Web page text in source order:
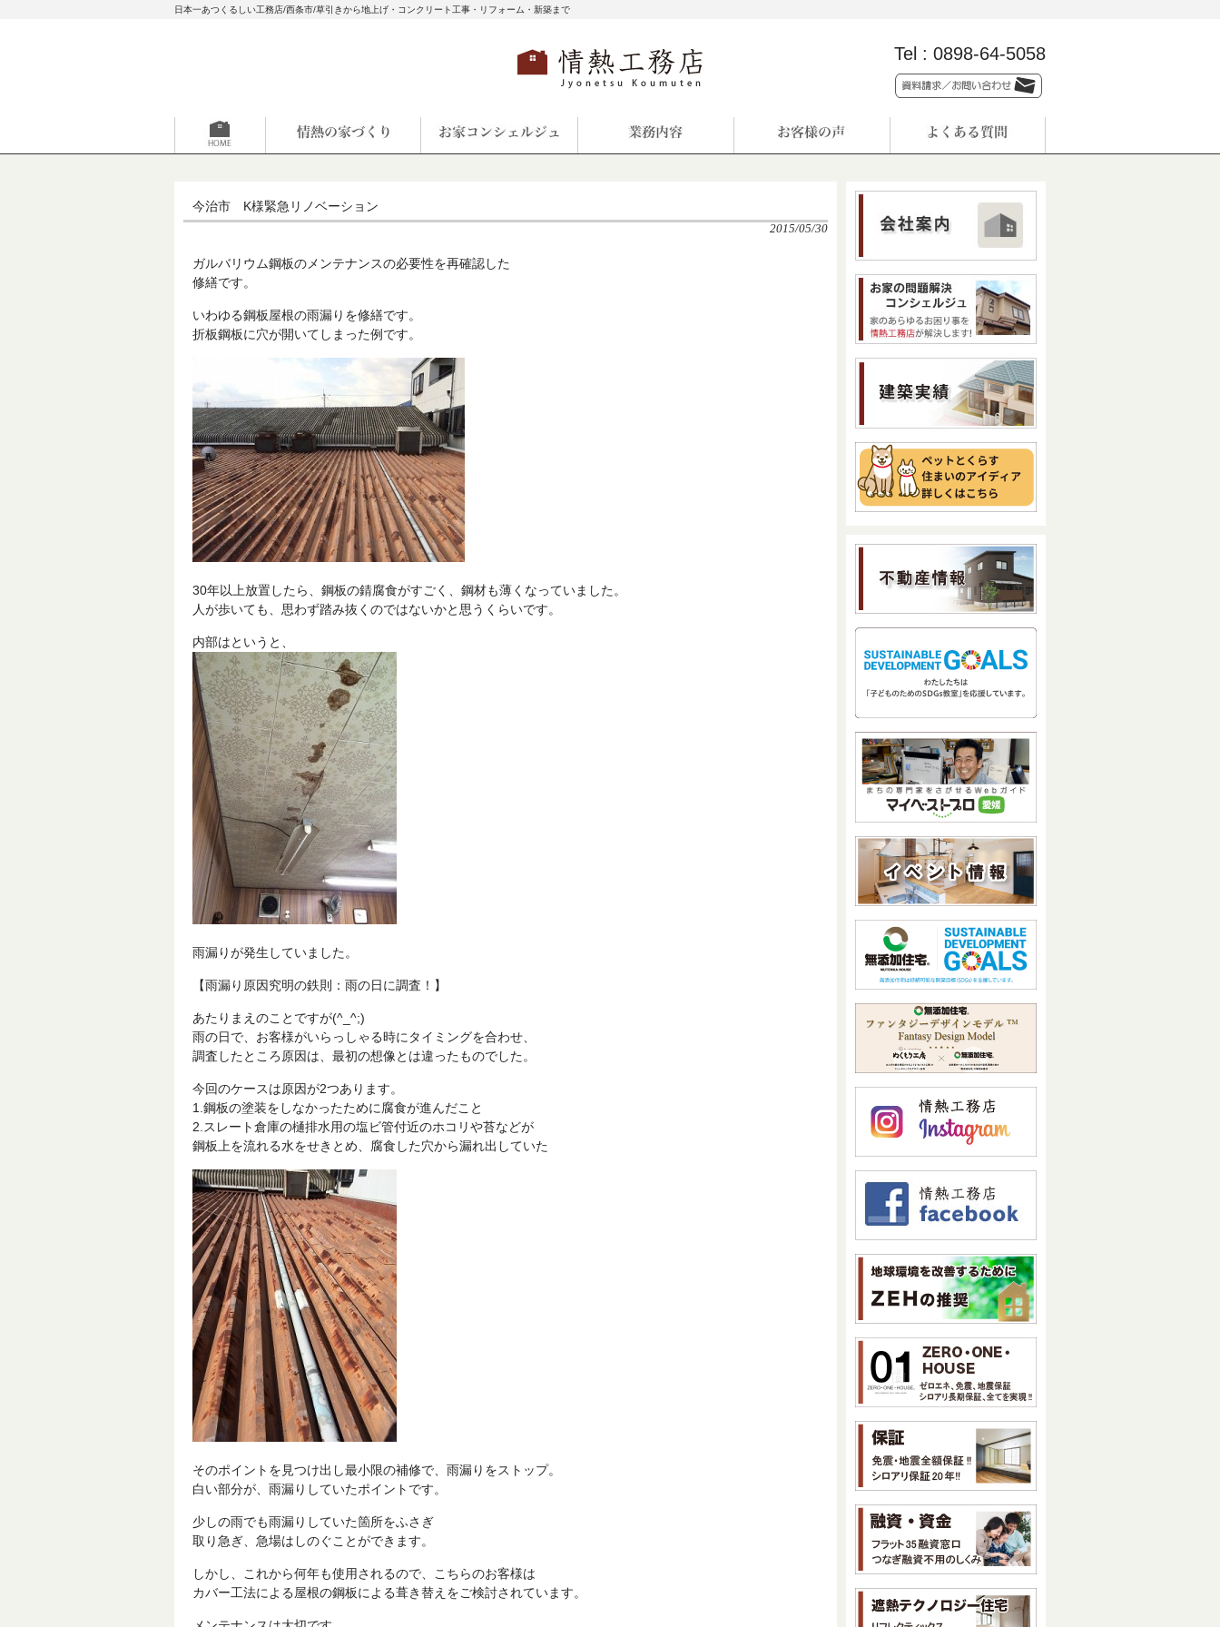
日本一あつくるしい工務店/西条市/草引きから地上げ・コンクリート工事・リフォーム・新築まで
Tel : 0898-64-5058
今治市 K様緊急リノベーション
2015/05/30
ガルバリウム鋼板のメンテナンスの必要性を再確認した
修繕です。
いわゆる鋼板屋根の雨漏りを修繕です。
折板鋼板に穴が開いてしまった例です。
30年以上放置したら、鋼板の錆腐食がすごく、鋼材も薄くなっていました。
人が歩いても、思わず踏み抜くのではないかと思うくらいです。
内部はというと、
雨漏りが発生していました。
【雨漏り原因究明の鉄則：雨の日に調査！】
あたりまえのことですが(^_^;)
雨の日で、お客様がいらっしゃる時にタイミングを合わせ、
調査したところ原因は、最初の想像とは違ったものでした。
今回のケースは原因が2つあります。
1.鋼板の塗装をしなかったために腐食が進んだこと
2.スレート倉庫の樋排水用の塩ビ管付近のホコリや苔などが
鋼板上を流れる水をせきとめ、腐食した穴から漏れ出していた
そのポイントを見つけ出し最小限の補修で、雨漏りをストップ。
白い部分が、雨漏りしていたポイントです。
少しの雨でも雨漏りしていた箇所をふさぎ
取り急ぎ、急場はしのぐことができます。
しかし、これから何年も使用されるので、こちらのお客様は
カバー工法による屋根の鋼板による葺き替えをご検討されています。